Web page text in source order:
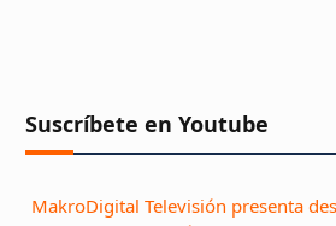
Suscríbete en Youtube
MakroDigital Televisión presenta